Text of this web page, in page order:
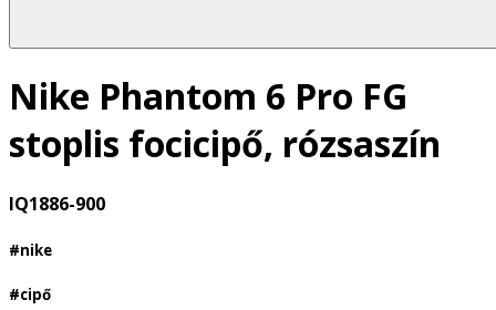
Nike Phantom 6 Pro FG
stoplis focicipő, rózsaszín
IQ1886-900
#nike
#cipő